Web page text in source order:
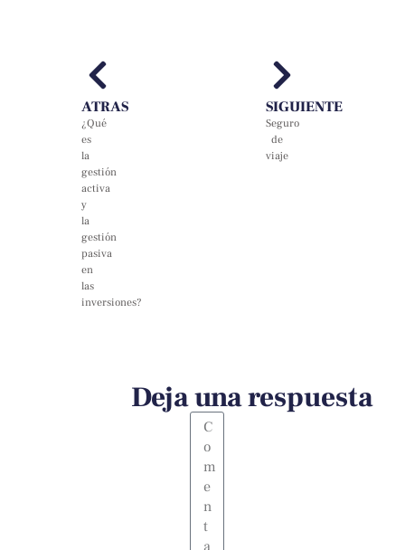
ATRAS
¿Qué
es
la
gestión
activa
y
la
gestión
pasiva
en
las
inversiones?
SIGUIENTE
Seguro
de
viaje
Deja una respuesta